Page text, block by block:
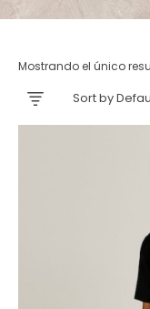
Mostrando el único
Sort by